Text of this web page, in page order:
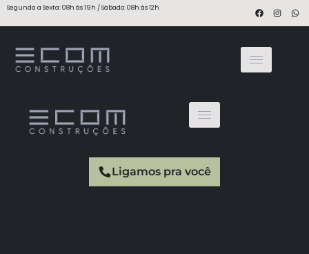
Segunda a Sexta: 08h às 19h / Sábado: 08h às 12h
Ligamos pra você